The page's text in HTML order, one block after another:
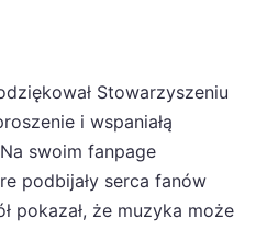
Stowarzyszeniu
i wspaniałą
swoim fanpage
podbijały serca fanów
pokazał, że muzyka może